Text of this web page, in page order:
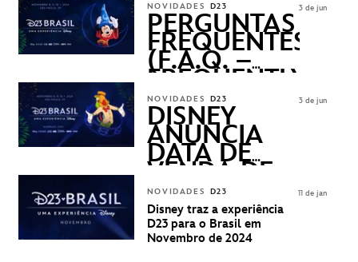
NOVIDADES D23
PERGUNTAS
FREQUENTES
(F.A.Q. –
FREQUENTLY
ASKED
QUESTIONS)
3 de jun
NOVIDADES D23
DISNEY
ANUNCIA
DATA DE
VENDA DE
INGRESSOS
PARA A D23
BRASIL -
UMA
3 de jun
NOVIDADES D23
Disney traz a experiência
D23 para o Brasil em
Novembro de 2024
11 de jan